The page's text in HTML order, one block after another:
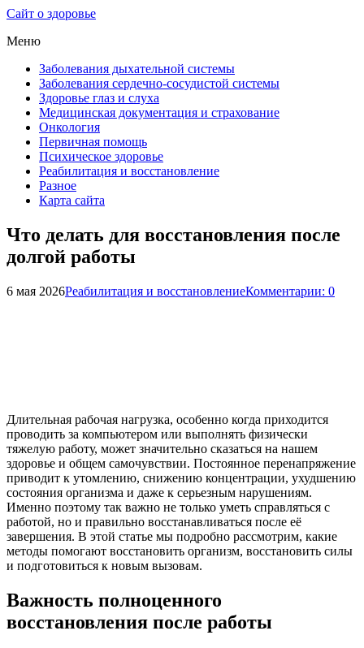
Сайт о здоровье
Меню
Заболевания дыхательной системы
Заболевания сердечно-сосудистой системы
Здоровье глаз и слуха
Медицинская документация и страхование
Онкология
Первичная помощь
Психическое здоровье
Реабилитация и восстановление
Разное
Карта сайта
Что делать для восстановления после
долгой работы
6 мая 2026Реабилитация и восстановлениеКомментарии: 0
Длительная рабочая нагрузка, особенно когда приходится
проводить за компьютером или выполнять физически
тяжелую работу, может значительно сказаться на нашем
здоровье и общем самочувствии. Постоянное перенапряжение
приводит к утомлению, снижению концентрации, ухудшению
состояния организма и даже к серьезным нарушениям.
Именно поэтому так важно не только уметь справляться с
работой, но и правильно восстанавливаться после её
завершения. В этой статье мы подробно рассмотрим, какие
методы помогают восстановить организм, восстановить силы
и подготовиться к новым вызовам.
Важность полноценного
восстановления после работы